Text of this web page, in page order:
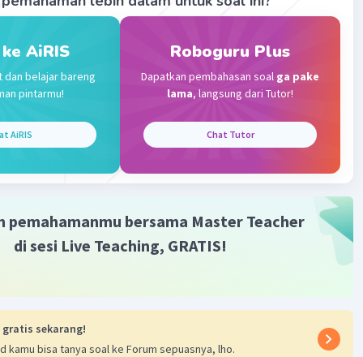
AiRIS
dan belajar bareng
pintarmu!
AiRIS
Roboguru Plus
Dapatkan pembahasan soal ga pake
lama, langsung dari Tutor!
Chat Tutor
pemahamanmu bersama Master Teacher
di sesi Live Teaching, GRATIS!
gratis sekarang!
kamu bisa tanya soal ke Forum sepuasnya, lho.